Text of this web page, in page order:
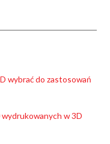
wybrać do zastosowań
wydrukowanych w 3D